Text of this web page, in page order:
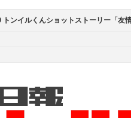
トンイルくんショットストーリー「友